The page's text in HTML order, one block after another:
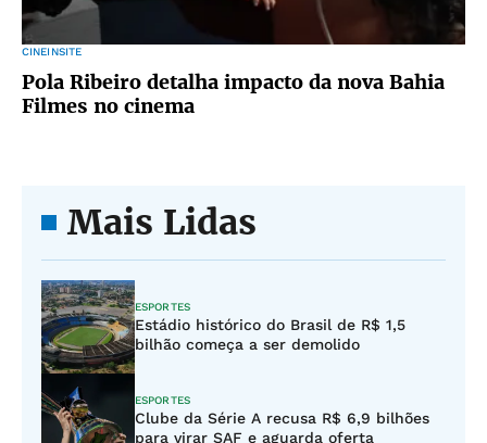
CINEINSITE
Pola Ribeiro detalha impacto da nova Bahia
Filmes no cinema
Mais Lidas
ESPORTES
Estádio histórico do Brasil de R$ 1,5
bilhão começa a ser demolido
ESPORTES
Clube da Série A recusa R$ 6,9 bilhões
para virar SAF e aguarda oferta